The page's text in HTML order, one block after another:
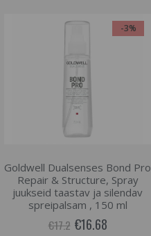
-3%
Goldwell Dualsenses Bond Pro
Repair & Structure, Spray
juukseid taastav ja silendav
spreipalsam , 150 ml
€17.2 €16.68